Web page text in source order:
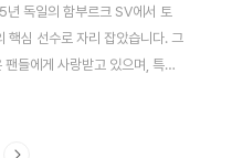
독일의 함부르크 SV에서 토
핵심 선수로 자리 잡았습니다. 그
들에게 사랑받고 있으며, 특히
로 만들어 주었습니다. 손흥민
민은 2025년 여름까지 토트